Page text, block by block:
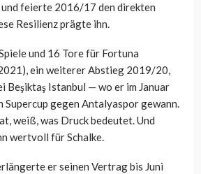
feierte 2016/17 den direkten
Resilienz prägte ihn.
und 16 Tore für Fortuna
ein weiterer Abstieg 2019/20,
Beşiktaş Istanbul — wo er im Januar
Supercup gegen Antalyaspor gewann.
weiß, was Druck bedeutet. Und
wertvoll für Schalke.
er seinen Vertrag bis Juni